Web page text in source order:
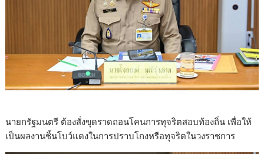
นายกรัฐมนตรี ต้องสั่งขุดราดถอนโคนการทุจริตสอบท้องถิ่น เพื่อให้
เป็นผลงานชิ้นโบว์แดงในการปราบโกงหรือทุจริตในวงราชการ